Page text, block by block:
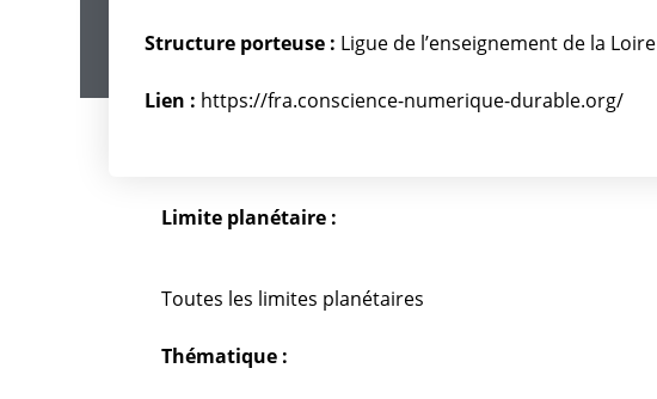
Structure porteuse : Ligue de l’enseignement de la Loire
Lien : https://fra.conscience-numerique-durable.org/
Limite planétaire :
Toutes les limites planétaires
Thématique :